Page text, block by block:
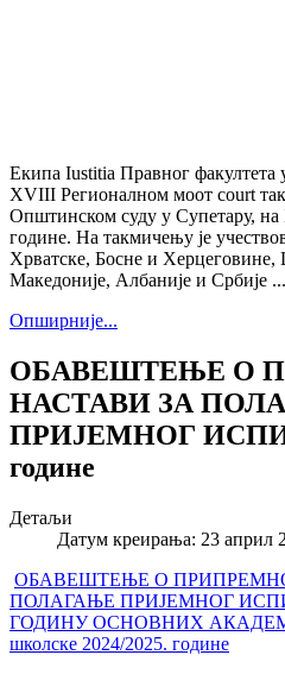
Екипа Iustitia Правног факултета
XVIII Регионалном моот court
Општинском суду у Супетару, на
године. На такмичењу је
Хрватске, Босне и Херцеговине,
Македоније, Албаније и Србије ...
Опширније...
ОБАВЕШТЕЊЕ О
НАСТАВИ ЗА
ПРИЈЕМНОГ
године
Детаљи
Датум креирања: 23 април
ОБАВЕШТЕЊЕ О
ПОЛАГАЊЕ ПРИЈЕМНОГ
ГОДИНУ ОСНОВНИХ
школске 2024/2025. године